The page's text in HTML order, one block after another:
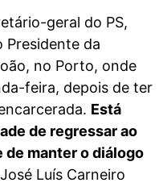
geral do PS,
Presidente da
no Porto, onde
feira, depois de ter
Está
de regressar ao
de manter o diálogo
Luís Carneiro